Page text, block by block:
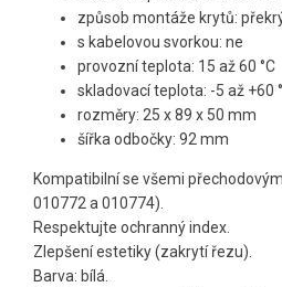
způsob montáže krytů:
s kabelovou svorkou: ne
provozní teplota: 15 až 60 °C
skladovací teplota: -5 až +60
rozměry: 25 x 89 x 50 mm
šířka odbočky: 92 mm
Kompatibilní se všemi
010772 a 010774).
Respektujte ochranný index.
Zlepšení estetiky (zakrytí řezu).
Barva: bílá.